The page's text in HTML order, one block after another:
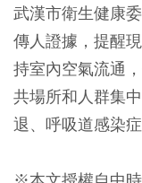
武漢市衛生健康
傳人證據，提醒
持室內空氣流通
共場所和人群集
退、呼吸道感染